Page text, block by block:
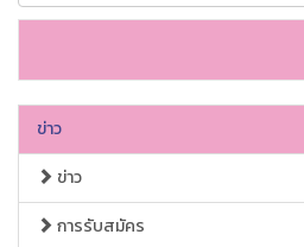
ข่าว
ข่าว
การรับสมัคร